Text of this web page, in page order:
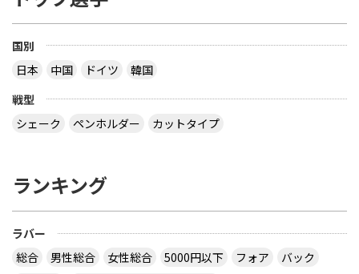
国別
日本
中国 ドイツ
韓国
戦型
シェーク
ペンホルダー カットタイプ
ランキング
ラバー
総合
男性総合 女性総合 5000円以下 フォア
バック